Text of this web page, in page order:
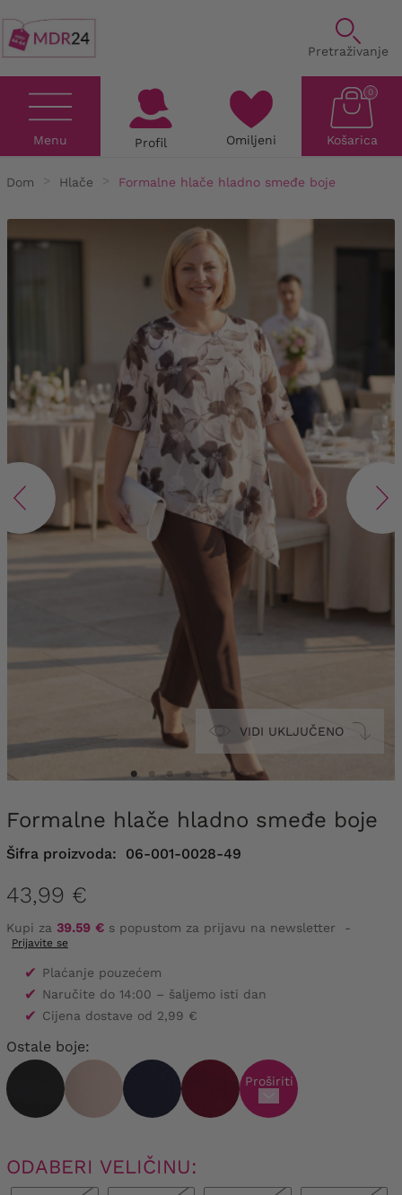
Pretraživanje
Menu Profil Omiljeni Košarica
0
Dom Hlače Formalne hlače hladno smeđe boje
VIDI UKLJUČENO
Formalne hlače hladno smeđe boje
Šifra proizvoda: 06-001-0028-49
43,99 €
Kupi za 39.59 € s popustom za prijavu na newsletter -
Prijavite se
✔ Plaćanje pouzećem
✔ Naručite do 14:00 – šaljemo isti dan
✔ Cijena dostave od 2,99 €
Ostale boje:
Proširiti
ODABERI VELIČINU: